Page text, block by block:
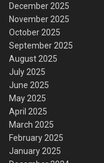
December 2025
November 2025
October 2025
September 2025
August 2025
July 2025
June 2025
May 2025
April 2025
March 2025
February 2025
January 2025